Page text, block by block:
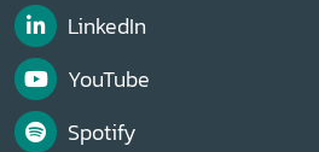
LinkedIn
YouTube
Spotify